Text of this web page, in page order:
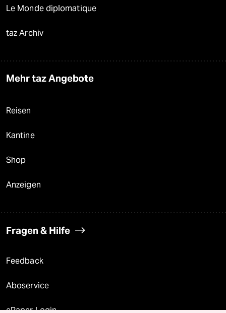
Le Monde diplomatique
taz Archiv
Mehr taz Angebote
Reisen
Kantine
Shop
Anzeigen
Fragen & Hilfe
Feedback
Aboservice
ePaper Login